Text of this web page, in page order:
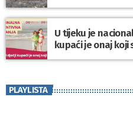
U tijeku je
kupaći je onaj koji
PLAYLISTA